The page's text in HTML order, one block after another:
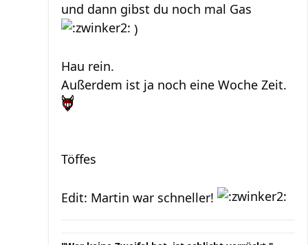
und dann gibst du noch mal Gas
)
Hau rein.
Außerdem ist ja noch eine Woche Zeit.
Töffes
Edit: Martin war schneller!